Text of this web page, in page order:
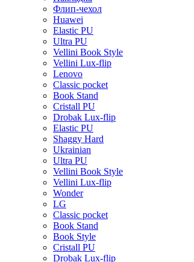
Флип-чехол
Huawei
Elastic PU
Ultra PU
Vellini Book Style
Vellini Lux-flip
Lenovo
Classic pocket
Book Stand
Cristall PU
Drobak Lux-flip
Elastic PU
Shaggy Hard
Ukrainian
Ultra PU
Vellini Book Style
Vellini Lux-flip
Wonder
LG
Classic pocket
Book Stand
Book Style
Cristall PU
Drobak Lux-flip